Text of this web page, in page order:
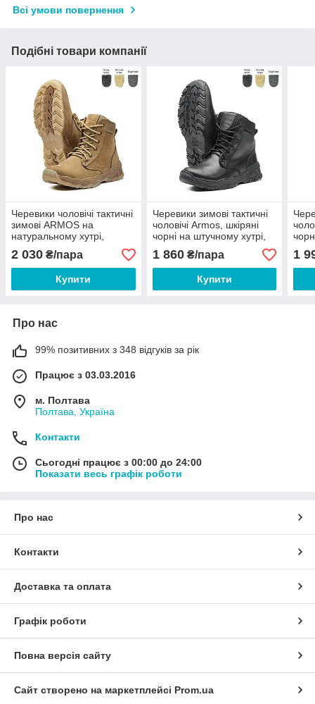
Всі умови повернення
Подібні товари компанії
Черевики чоловічі тактичні
зимові ARMOS на
натуральному хутрі,
бежеві, розміри 40 41 42
43 44 45 46
2 030 ₴/пара
Купити
Черевики зимові тактичні
чоловічі Armos, шкіряні
чорні на штучному хутрі,
40 41 42 43 44 45 46
1 860₴/пара
Купити
1
Про нас
99% позитивних з 348 відгуків за рік
Працює з 03.03.2016
м. Полтава
Полтава, Україна
Контакти
Сьогодні працює з 00:00 до 24:00
Показати весь графік роботи
Про нас
Контакти
Доставка та оплата
Графік роботи
Повна версія сайту
Сайт створено на маркетплейсі Prom.ua